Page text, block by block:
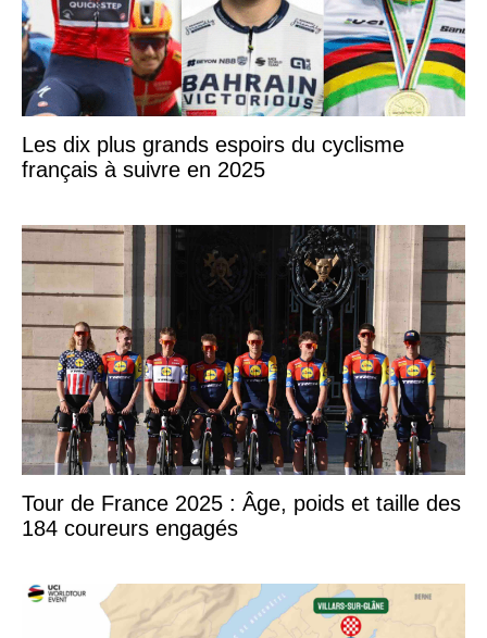
Les dix plus grands espoirs du cyclisme
français à suivre en 2025
Tour de France 2025 : Âge, poids et taille des
184 coureurs engagés